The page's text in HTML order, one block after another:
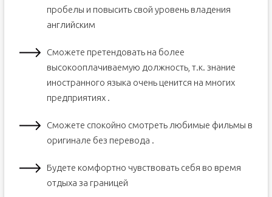
пробелы и повысить свой уровень владения
английским
Сможете претендовать на более
высокооплачиваемую должность, т.к. знание
иностранного языка очень ценится на многих
предприятиях .
Сможете спокойно смотреть любимые фильмы в
оригинале без перевода .
Будете комфортно чувствовать себя во время
отдыха за границей